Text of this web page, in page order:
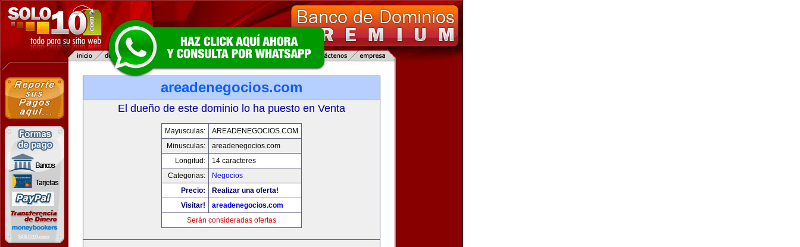
areadenegocios.com
El dueño de este dominio lo ha puesto en Venta
Mayusculas:
AREADENEGOCIOS.COM
Minusculas:
areadenegocios.com
Longitud:
14 caracteres
Categorias:
Negocios
Precio:
Realizar una oferta!
Visitar!
areadenegocios.com
Serán consideradas ofertas